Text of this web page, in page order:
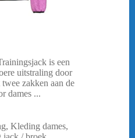
is een
uitstraling door
zakken aan de
dames ...
, Kleding dames,